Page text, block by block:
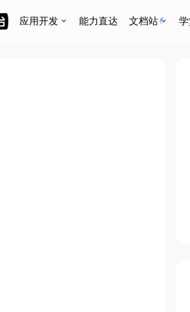
应用开发 能力直达 文档站